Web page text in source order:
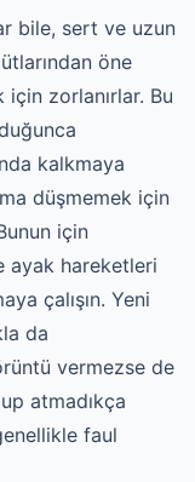
bile, sert ve uzun
öne
zorlanırlar. Bu
kalkmaya
düşmemek için
için
ayak hareketleri
çalışın. Yeni
da
vermezse de
atmadıkça
faul